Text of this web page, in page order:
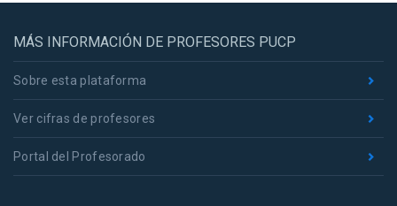
MÁS INFORMACIÓN DE PROFESORES PUCP
Sobre esta plataforma
Ver cifras de profesores
Portal del Profesorado